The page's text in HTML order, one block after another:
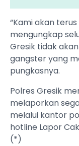
​“Kami akan
mengungkap
Gresik tidak
gangster yang
pungkasnya.
​Polres Gresik
melaporkan
melalui kantor
hotline Lapor
(*)